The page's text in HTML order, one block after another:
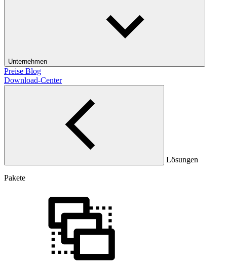
Unternehmen
Preise Blog
Download-Center
Lösungen
Pakete